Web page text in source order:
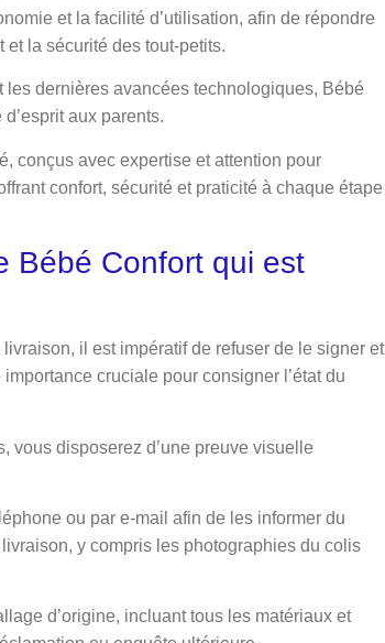
et la facilité d’utilisation, afin de répondre
la sécurité des tout-petits.
les dernières avancées technologiques, Bébé
aux parents.
conçus avec expertise et attention pour
confort, sécurité et praticité à chaque étape
Bébé Confort qui est
il est impératif de refuser de le signer et
cruciale pour consigner l’état du
vous disposerez d’une preuve visuelle
ou par e-mail afin de les informer du
y compris les photographies du colis
d’origine, incluant tous les matériaux et